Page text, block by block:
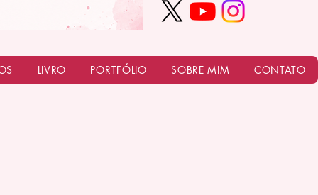
LIVRO PORTFÓLIO SOBRE MIM CONTATO